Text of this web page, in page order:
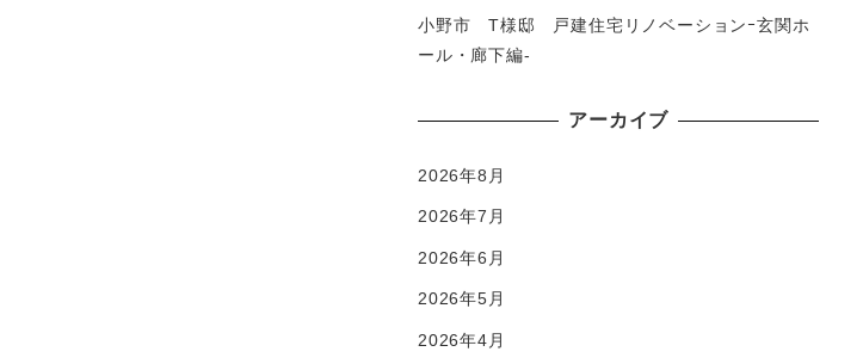
小野市 T様邸 戸建住宅リノベーションｰ玄関ホ
ール・廊下編-
アーカイブ
2026年8月
2026年7月
2026年6月
2026年5月
2026年4月